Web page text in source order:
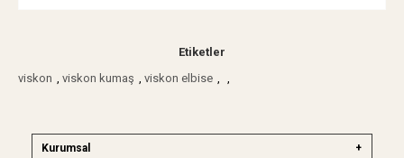
Etiketler
viskon , viskon kumaş , viskon elbise , ,
Kurumsal